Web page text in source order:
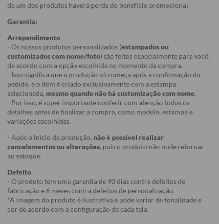
de um dos produtos haverá perda do benefício promocional.
Garantia:
Arrependimento
- Os nossos produtos personalizados (estampados ou
customizados com nome/foto) são feitos especialmente para você,
de acordo com a opção escolhida no momento da compra.
- Isso significa que a produção só começa após a confirmação do
pedido, e o item é criado exclusivamente com a estampa
selecionada, mesmo quando não há customização com nome.
- Por isso, é super importante conferir com atenção todos os
detalhes antes de finalizar a compra, como modelo, estampa e
variações escolhidas.
- Após o início da produção, não é possível realizar
cancelamentos ou alterações, pois o produto não pode retornar
ao estoque.
Defeito
- O produto tem uma garantia de 90 dias contra defeitos de
fabricação e 6 meses contra defeitos de personalização.
*A imagem do produto é ilustrativa e pode variar de tonalidade e
cor de acordo com a configuração de cada tela.